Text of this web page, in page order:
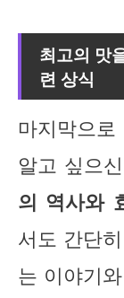
최고의 맛
련 상식
마지막으
알고 싶으
의 역사와
서도 간단
는 이야기